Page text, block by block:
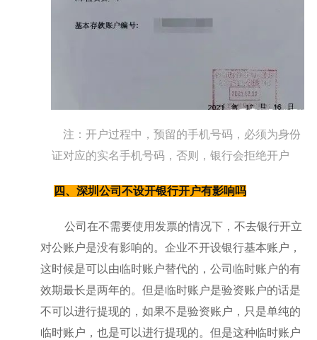
注：开户过程中，预留的手机号码，必须为身份
证对应的实名手机号码，否则，银行会拒绝开户
四、深圳公司不设开银行开户有影响吗
公司在不需要使用发票的情况下，不去银行开立
对公账户是没有影响的。企业不开设银行基本账户，
这时候是可以由临时账户替代的，公司临时账户的有
效期最长是两年的。但是临时账户是验资账户的话是
不可以进行提现的，如果不是验资账户，只是单纯的
临时账户，也是可以进行提现的。但是这种临时账户